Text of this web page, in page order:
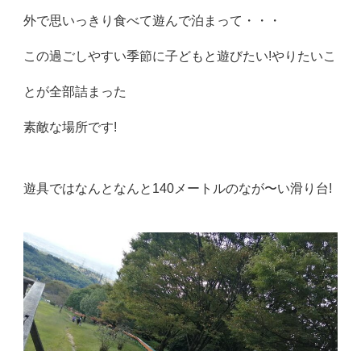
外で思いっきり食べて遊んで泊まって・・・
この過ごしやすい季節に子どもと遊びたい!やりたいこ
とが全部詰まった
素敵な場所です!
遊具ではなんとなんと140メートルのなが〜い滑り台!